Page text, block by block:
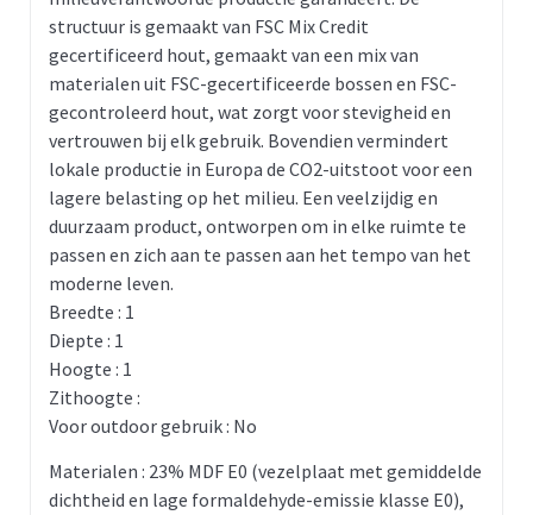
structuur is gemaakt van FSC Mix Credit
gecertificeerd hout, gemaakt van een mix van
materialen uit FSC-gecertificeerde bossen en FSC-
gecontroleerd hout, wat zorgt voor stevigheid en
vertrouwen bij elk gebruik. Bovendien vermindert
lokale productie in Europa de CO2-uitstoot voor een
lagere belasting op het milieu. Een veelzijdig en
duurzaam product, ontworpen om in elke ruimte te
passen en zich aan te passen aan het tempo van het
moderne leven.
Breedte : 1
Diepte : 1
Hoogte : 1
Zithoogte :
Voor outdoor gebruik : No
Materialen : 23% MDF E0 (vezelplaat met gemiddelde
dichtheid en lage formaldehyde-emissie klasse E0),